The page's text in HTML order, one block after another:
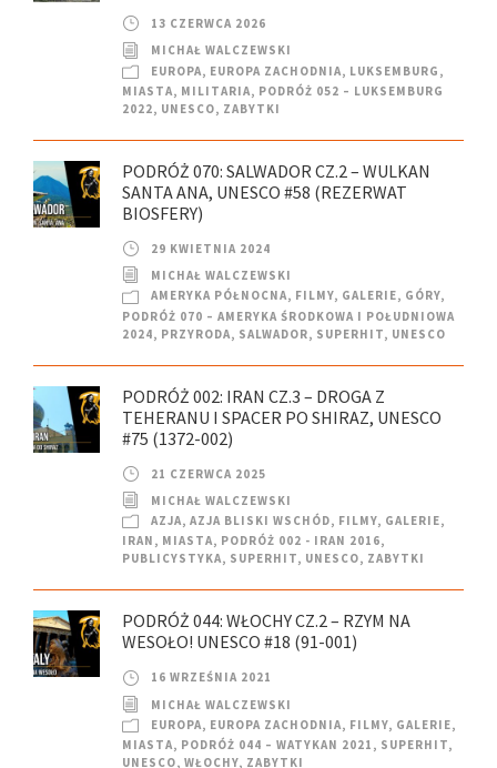
13 CZERWCA 2026
MICHAŁ WALCZEWSKI
EUROPA, EUROPA ZACHODNIA, LUKSEMBURG ,
MIASTA, MILITARIA, PODRÓŻ 052 – LUKSEMBURG
2022, UNESCO, ZABYTKI
PODRÓŻ 070: SALWADOR CZ.2 – WULKAN
SANTA ANA, UNESCO #58 (REZERWAT
BIOSFERY)
29 KWIETNIA 2024
MICHAŁ WALCZEWSKI
AMERYKA PÓŁNOCNA, FILMY, GALERIE, GÓRY,
PODRÓŻ 070 – AMERYKA ŚRODKOWA I POŁUDNIOWA
2024, PRZYRODA, SALWADOR, SUPERHIT, UNESCO
PODRÓŻ 002: IRAN CZ.3 – DROGA Z
TEHERANU I SPACER PO SHIRAZ, UNESCO
#75 (1372-002)
21 CZERWCA 2025
MICHAŁ WALCZEWSKI
AZJA, AZJA BLISKI WSCHÓD, FILMY, GALERIE,
IRAN , MIASTA, PODRÓŻ 002 - IRAN 2016,
PUBLICYSTYKA, SUPERHIT, UNESCO, ZABYTKI
PODRÓŻ 044: WŁOCHY CZ.2 – RZYM NA
WESOŁO! UNESCO #18 (91-001)
16 WRZEŚNIA 2021
MICHAŁ WALCZEWSKI
EUROPA, EUROPA ZACHODNIA, FILMY, GALERIE,
MIASTA, PODRÓŻ 044 – WATYKAN 2021 , SUPERHIT,
UNESCO, WŁOCHY, ZABYTKI